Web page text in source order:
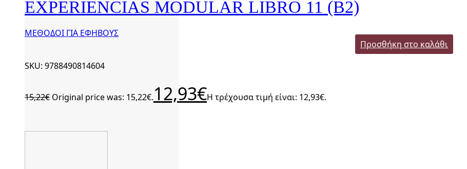
EXPERIENCIAS MODULAR LIBRO 11 (B2)
ΜΕΘΟΔΟΙ ΓΙΑ ΕΦΗΒΟΥΣ
Προσθήκη στο καλάθι
SKU: 9788490814604
15,22€ Original price was: 15,22€.12,93€Η τρέχουσα τιμή είναι: 12,93€.